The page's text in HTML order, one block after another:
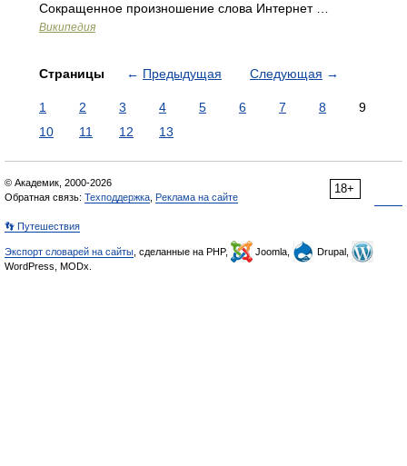
Сокращенное произношение слова Интернет …
Википедия
Страницы ← Предыдущая Следующая →
1 2 3 4 5 6 7 8
9
10
11 12 13
18+
© Академик, 2000-2026
Обратная связь: Техподдержка Реклама на сайте
👣 Путешествия
Экспорт словарей на сайты , сделанные на PHP, Joomla,
Drupal,
WordPress, MODx.